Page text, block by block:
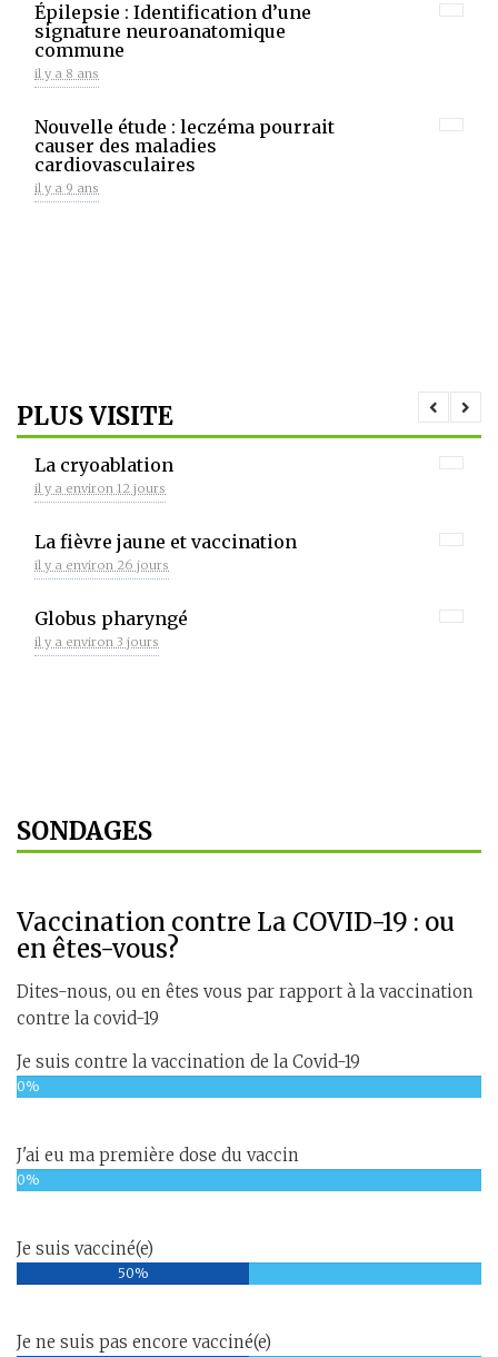
Épilepsie : Identification d’une
signature neuroanatomique
commune
il y a 8 ans
Nouvelle étude : leczéma pourrait
causer des maladies
cardiovasculaires
il y a 9 ans
PLUS VISITE
La cryoablation
il y a environ 12 jours
La fièvre jaune et vaccination
il y a environ 26 jours
Globus pharyngé
il y a environ 3 jours
SONDAGES
Vaccination contre La COVID-19 : ou
en êtes-vous?
Dites-nous, ou en êtes vous par rapport à la vaccination
contre la covid-19
Je suis contre la vaccination de la Covid-19
0%
J'ai eu ma première dose du vaccin
0%
Je suis vacciné(e)
50%
Je ne suis pas encore vacciné(e)